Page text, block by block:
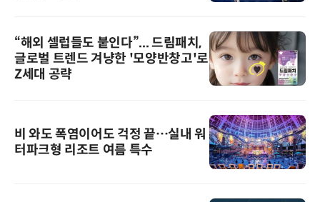
“해외 셀럽들도 붙인다”... 드림패치,
글로벌 트렌드 겨냥한 '모양반창고'로
Z세대 공략
비 와도 폭염이어도 걱정 끝…실내 워
터파크형 리조트 여름 특수